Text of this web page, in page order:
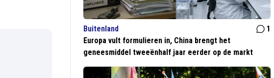
Buitenland
1
Europa vult formulieren in, China brengt het
geneesmiddel tweeënhalf jaar eerder op de markt